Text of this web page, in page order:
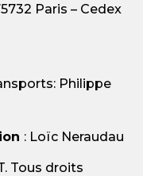
Paris – Cedex
Philippe
: Loïc Neraudau
Tous droits